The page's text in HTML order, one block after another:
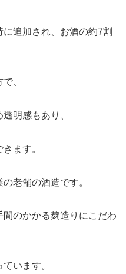
追加され、お酒の約7割
、
明感もあり、
ます。
老舗の酒造です。
のかかる麹造りにこだわ
います。